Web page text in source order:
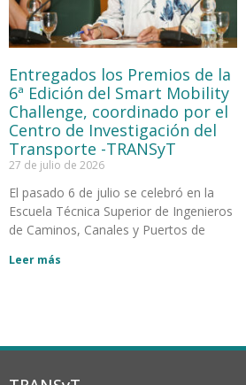
Entregados los Premios de la
6ª Edición del Smart Mobility
Challenge, coordinado por el
Centro de Investigación del
Transporte -TRANSyT
27 de julio de 2026
El pasado 6 de julio se celebró en la
Escuela Técnica Superior de Ingenieros
de Caminos, Canales y Puertos de
Leer más